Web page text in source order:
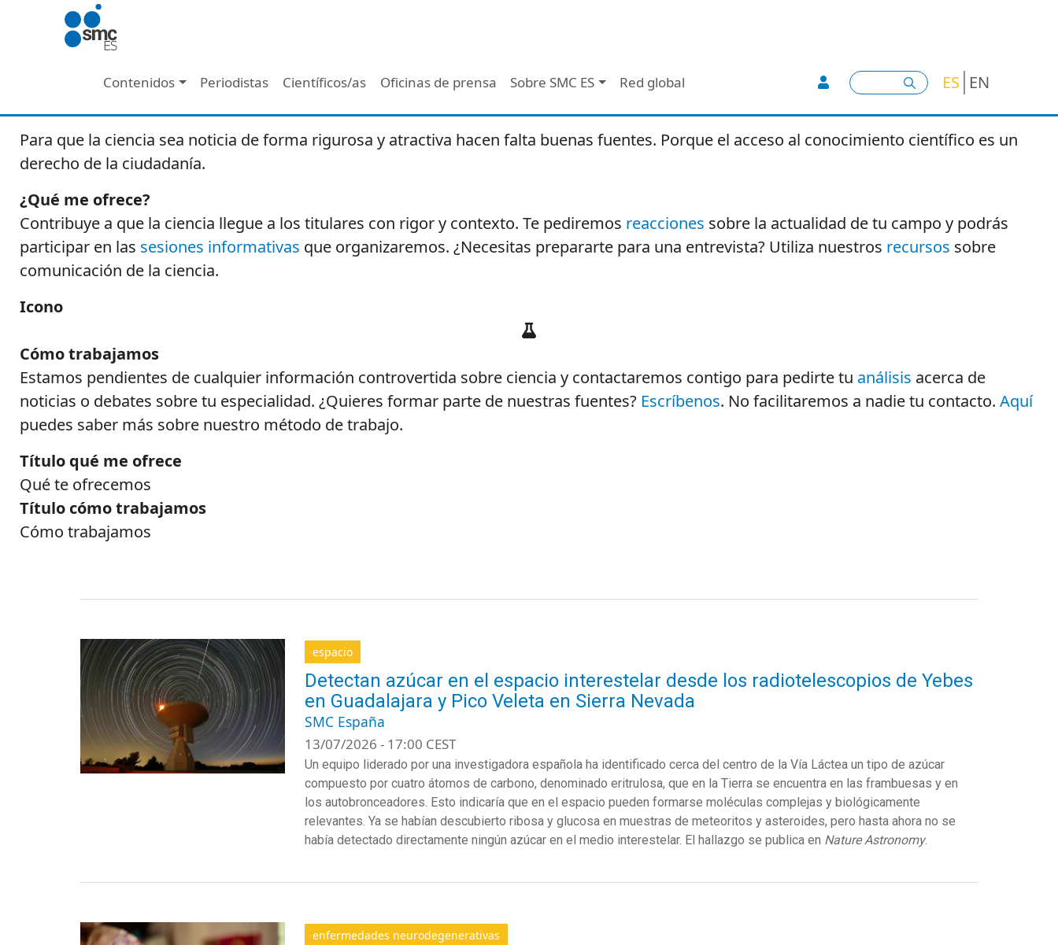
Pasar al contenido principal
Navegación principal - Header
Contenidos Periodistas Científicos/as Oficinas de prensa Sobre SMC ES Red global User account menu
Buscar ES EN
Para que la ciencia sea noticia de forma rigurosa y atractiva hacen falta buenas fuentes. Porque el acceso al conocimiento científico es un
derecho de la ciudadanía.
¿Qué me ofrece?
Contribuye a que la ciencia llegue a los titulares con rigor y contexto. Te pediremos reacciones sobre la actualidad de tu campo y podrás
participar en las sesiones informativas que organizaremos. ¿Necesitas prepararte para una entrevista? Utiliza nuestros recursos sobre
comunicación de la ciencia.
Icono
Cómo trabajamos
Estamos pendientes de cualquier información controvertida sobre ciencia y contactaremos contigo para pedirte tu análisis acerca de
noticias o debates sobre tu especialidad. ¿Quieres formar parte de nuestras fuentes? Escríbenos. No facilitaremos a nadie tu contacto. Aquí
puedes saber más sobre nuestro método de trabajo.
Título qué me ofrece
Qué te ofrecemos
Título cómo trabajamos
Cómo trabajamos
espacio
Detectan azúcar en el espacio interestelar desde los radiotelescopios de Yebes
en Guadalajara y Pico Veleta en Sierra Nevada
SMC España
13/07/2026 - 17:00 CEST
Un equipo liderado por una investigadora española ha identificado cerca del centro de la Vía Láctea un tipo de azúcar
compuesto por cuatro átomos de carbono, denominado eritrulosa, que en la Tierra se encuentra en las frambuesas y en
los autobronceadores. Esto indicaría que en el espacio pueden formarse moléculas complejas y biológicamente
relevantes. Ya se habían descubierto ribosa y glucosa en muestras de meteoritos y asteroides, pero hasta ahora no se
había detectado directamente ningún azúcar en el medio interestelar. El hallazgo se publica en Nature Astronomy.
enfermedades neurodegenerativas